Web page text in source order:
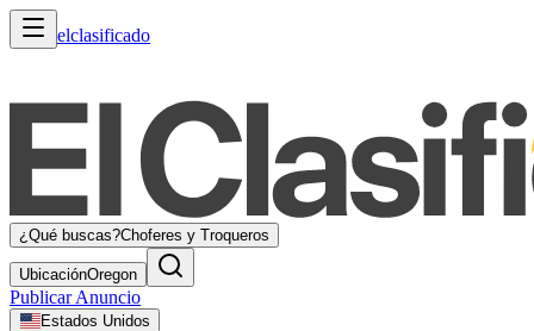
elclasificado
¿Qué buscas?Choferes y Troqueros
UbicaciónOregon
Publicar Anuncio
Estados Unidos